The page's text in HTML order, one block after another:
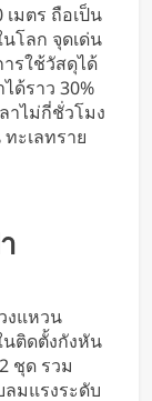
มตร ถือเป็น
โลก จุดเด่น
รใช้วัสดุได้
ด้ราว 30%
าไม่กี่ชั่วโมง
ะเลทราย
งแหวน
ติดตั้งกังหัน
ชุด รวม
ลมแรงระดับ